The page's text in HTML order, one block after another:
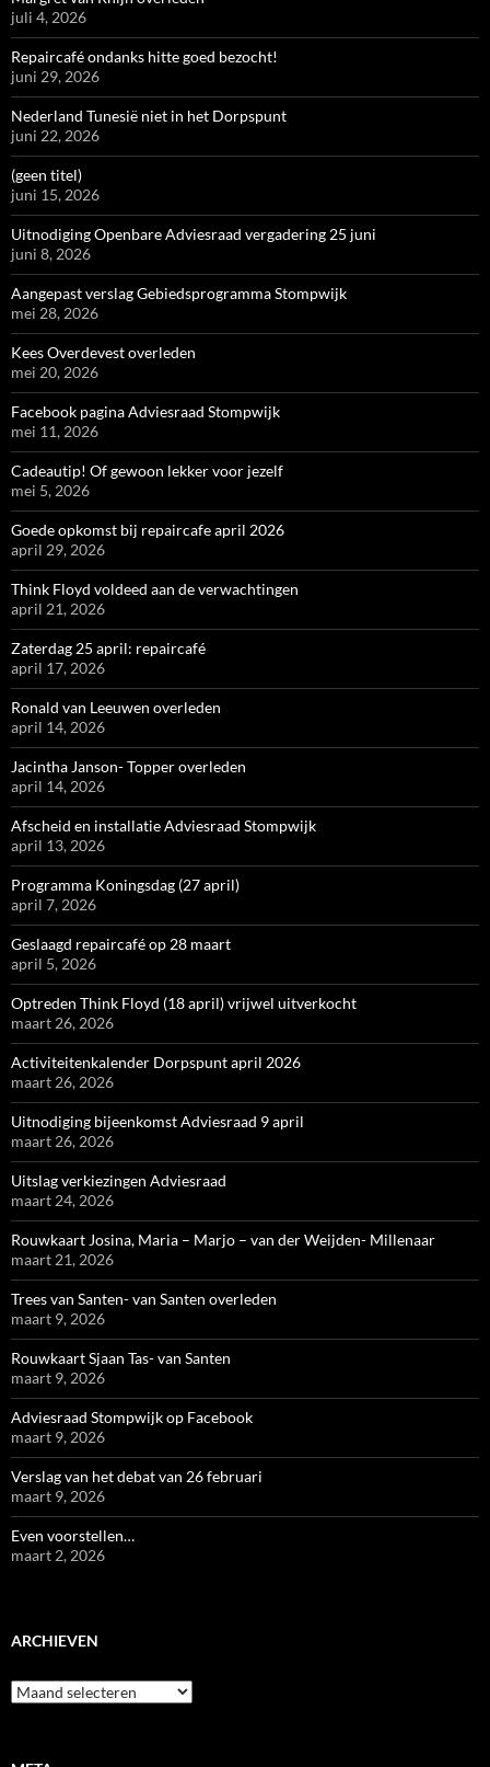
juli 4, 2026
Repaircafé ondanks hitte goed bezocht!
juni 29, 2026
Nederland Tunesië niet in het Dorpspunt
juni 22, 2026
(geen titel)
juni 15, 2026
Uitnodiging Openbare Adviesraad vergadering 25 juni
juni 8, 2026
Aangepast verslag Gebiedsprogramma Stompwijk
mei 28, 2026
Kees Overdevest overleden
mei 20, 2026
Facebook pagina Adviesraad Stompwijk
mei 11, 2026
Cadeautip! Of gewoon lekker voor jezelf
mei 5, 2026
Goede opkomst bij repaircafe april 2026
april 29, 2026
Think Floyd voldeed aan de verwachtingen
april 21, 2026
Zaterdag 25 april: repaircafé
april 17, 2026
Ronald van Leeuwen overleden
april 14, 2026
Jacintha Janson- Topper overleden
april 14, 2026
Afscheid en installatie Adviesraad Stompwijk
april 13, 2026
Programma Koningsdag (27 april)
april 7, 2026
Geslaagd repaircafé op 28 maart
april 5, 2026
Optreden Think Floyd (18 april) vrijwel uitverkocht
maart 26, 2026
Activiteitenkalender Dorpspunt april 2026
maart 26, 2026
Uitnodiging bijeenkomst Adviesraad 9 april
maart 26, 2026
Uitslag verkiezingen Adviesraad
maart 24, 2026
Rouwkaart Josina, Maria – Marjo – van der Weijden- Millenaar
maart 21, 2026
Trees van Santen- van Santen overleden
maart 9, 2026
Rouwkaart Sjaan Tas- van Santen
maart 9, 2026
Adviesraad Stompwijk op Facebook
maart 9, 2026
Verslag van het debat van 26 februari
maart 9, 2026
Even voorstellen…
maart 2, 2026
ARCHIEVEN
Archieven